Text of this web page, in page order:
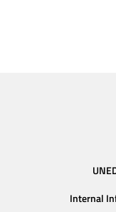
Internal